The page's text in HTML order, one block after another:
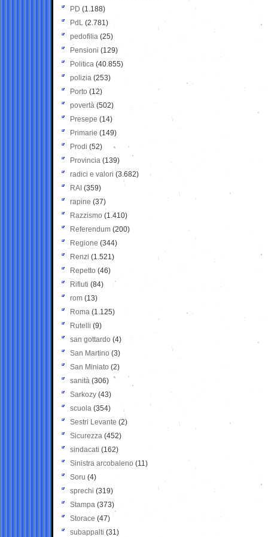
PD (1.188)
PdL (2.781)
pedofilia (25)
Pensioni (129)
Politica (40.855)
polizia (253)
Porto (12)
povertà (502)
Presepe (14)
Primarie (149)
Prodi (52)
Provincia (139)
radici e valori (3.682)
RAI (359)
rapine (37)
Razzismo (1.410)
Referendum (200)
Regione (344)
Renzi (1.521)
Repetto (46)
Rifiuti (84)
rom (13)
Roma (1.125)
Rutelli (9)
san gottardo (4)
San Martino (3)
San Miniato (2)
sanità (306)
Sarkozy (43)
scuola (354)
Sestri Levante (2)
Sicurezza (452)
sindacati (162)
Sinistra arcobaleno (11)
Soru (4)
sprechi (319)
Stampa (373)
Storace (47)
subappalti (31)